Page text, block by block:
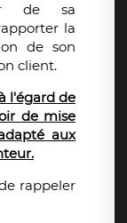
de sa
la
de son
client.
l'égard de
de mise
aux
rappeler